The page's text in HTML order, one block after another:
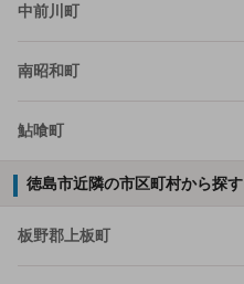
中前川町
南昭和町
鮎喰町
徳島市近隣の市区町村から探す
板野郡上板町